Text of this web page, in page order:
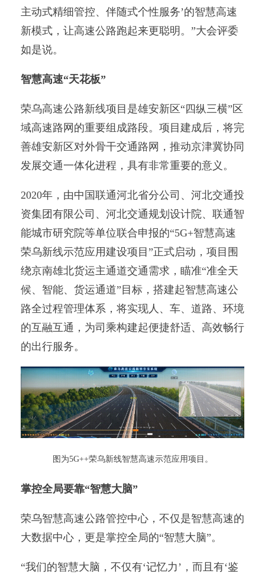
主动式精细管控、伴随式个性服务’的智慧高速
新模式，让高速公路跑起来更聪明。”大会评委
如是说。
智慧高速“天花板”
荣乌高速公路新线项目是雄安新区“四纵三横”区
域高速路网的重要组成路段。项目建成后，将完
善雄安新区对外骨干交通路网，推动京津冀协同
发展交通一体化进程，具有非常重要的意义。
2020年，由中国联通河北省分公司、河北交通投
资集团有限公司、河北交通规划设计院、联通智
能城市研究院等单位联合申报的“5G+智慧高速
荣乌新线示范应用建设项目”正式启动，项目围
绕京南雄北货运主通道交通需求，瞄准“准全天
候、智能、货运通道”目标，搭建起智慧高速公
路全过程管理体系，将实现人、车、道路、环境
的互融互通，为司乘构建起便捷舒适、高效畅行
的出行服务。
图为5G++荣乌新线智慧高速示范应用项目。
掌控全局要靠“智慧大脑”
荣乌智慧高速公路管控中心，不仅是智慧高速的
大数据中心，更是掌控全局的“智慧大脑”。
“我们的智慧大脑，不仅有‘记忆力’，而且有‘鉴